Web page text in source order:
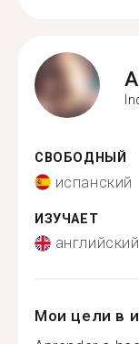
СВОБОДНЫЙ
испанский
ИЗУЧАЕТ
английский
Мои цели в